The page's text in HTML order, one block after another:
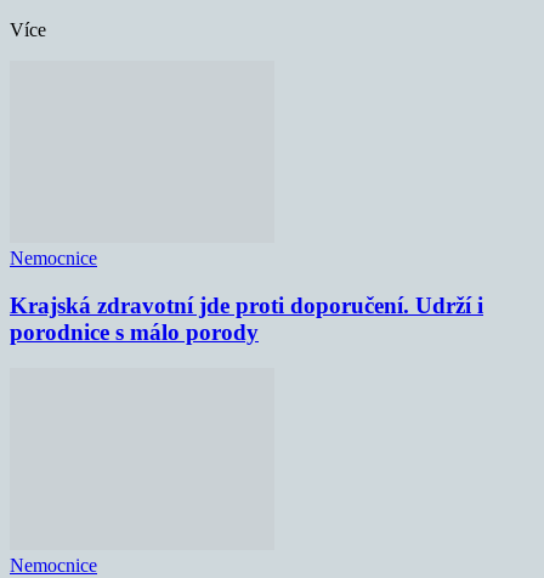
Více
Nemocnice
Krajská zdravotní jde proti doporučení. Udrží i
porodnice s málo porody
Nemocnice